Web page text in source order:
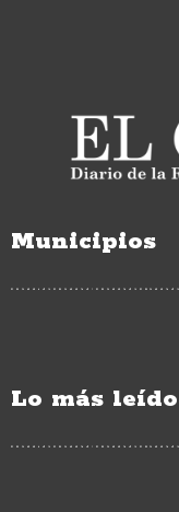
Municipios
Lo más leído